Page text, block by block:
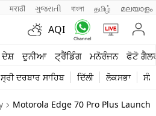
मराठी ગુજરાતી বাংলা தமிழ் മലയാളം
AQI
ਦੇਸ਼ ਦੁਨੀਆ ਟ੍ਰੈਂਡਿੰਗ ਮਨੋਰੰਜਨ ਫੋਟੋ
ਦਰਬਾਰ ਸਾਹਿਬ ਦਿੱਲੀ ਲੋਕਸਭਾ
Motorola Edge 70 Pro Plus